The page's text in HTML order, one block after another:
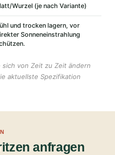
Wurzel (je nach Variante)
und trocken lagern, vor
Sonneneinstrahlung
von Zeit zu Zeit ändern
aktuellste Spezifikation
anfragen